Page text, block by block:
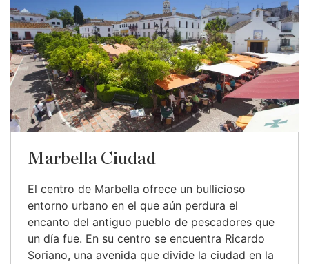
Marbella Ciudad
El centro de Marbella ofrece un bullicioso
entorno urbano en el que aún perdura el
encanto del antiguo pueblo de pescadores que
un día fue. En su centro se encuentra Ricardo
Soriano, una avenida que divide la ciudad en la